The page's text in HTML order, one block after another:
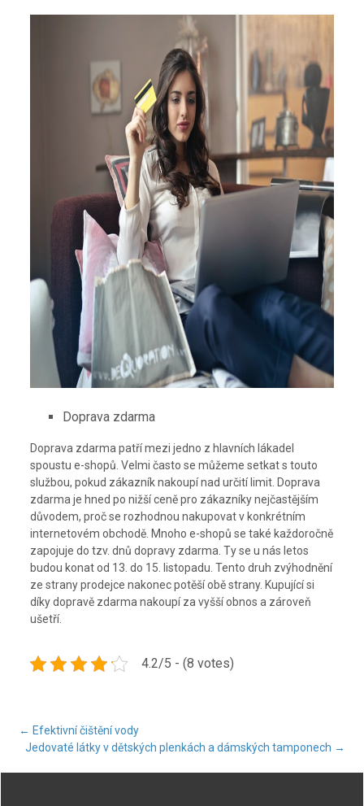
Doprava zdarma
Doprava zdarma patří mezi jedno z hlavních lákadel
spoustu e-shopů. Velmi často se můžeme setkat s touto
službou, pokud zákazník nakoupí nad určití limit. Doprava
zdarma je hned po nižší ceně pro zákazníky nejčastějším
důvodem, proč se rozhodnou nakupovat v konkrétním
internetovém obchodě. Mnoho e-shopů se také každoročně
zapojuje do tzv. dnů dopravy zdarma. Ty se u nás letos
budou konat od 13. do 15. listopadu. Tento druh zvýhodnění
ze strany prodejce nakonec potěší obě strany. Kupující si
díky dopravě zdarma nakoupí za vyšší obnos a zároveň
ušetří.
4.2/5 - (8 votes)
Post
← Efektivní čištění vody
Jedovaté látky v dětských plenkách a dámských tamponech →